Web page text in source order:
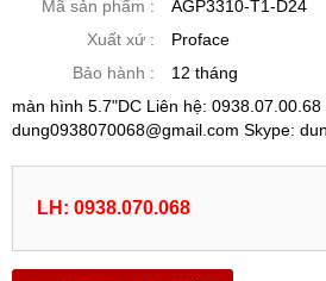
Mã sản phẩm :
AGP3310-T1-D24
Xuất xứ :
Proface
Bảo hành :
12 tháng
màn hình 5.7"DC Liên hệ: 0938.07.00.68
dung0938070068@gmail.com Skype:
LH: 0938.070.068